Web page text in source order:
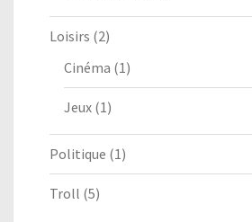
Loisirs (2)
Cinéma (1)
Jeux (1)
Politique (1)
Troll (5)